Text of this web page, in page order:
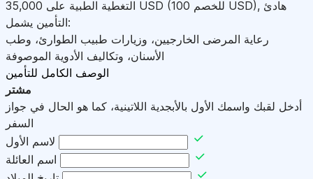
التغطية الطبية على 35,000 USD USD), هادئ
التأمين يشمل:
رعاية المرضى الخارجيين، وزيارات طبيب الطوارئ، وطب
الأسنان، وتكاليف الأدوية الموصوفة
الوصف الكامل للتأمين
مشتر
أدخل لقبك واسمك الأول بالأبجدية اللاتينية، كما هو الحال في جواز
السفر
لاسم الأول
اسم العائلة